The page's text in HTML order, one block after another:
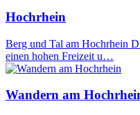
Hochrhein
Berg und Tal am Hochrhein
einen hohen Freizeit u…
Wandern am